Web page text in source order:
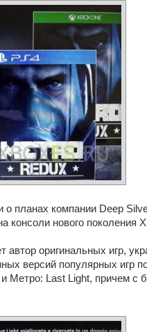
планах компании Deep
консоли нового поколения
оригинальных игр,
версий популярных игр
Метро: Last Light, причем с